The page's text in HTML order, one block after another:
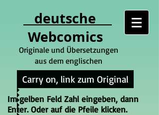
deutsche
Webcomics
Originale und Übersetzungen
aus dem englischen
Carry on, link zum Original
Im gelben Feld Zahl eingeben, dann
Enter. Oder auf die Pfeile klicken.